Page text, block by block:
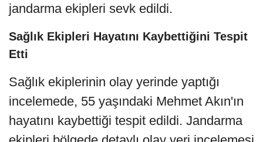
jandarma ekipleri sevk edildi.
Sağlık Ekipleri Hayatını Kaybettiğini Tespit
Etti
Sağlık ekiplerinin olay yerinde yaptığı
incelemede, 55 yaşındaki Mehmet Akın'ın
hayatını kaybettiği tespit edildi. Jandarma